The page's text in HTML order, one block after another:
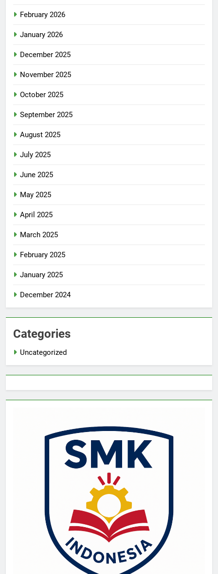
February 2026
January 2026
December 2025
November 2025
October 2025
September 2025
August 2025
July 2025
June 2025
May 2025
April 2025
March 2025
February 2025
January 2025
December 2024
Categories
Uncategorized